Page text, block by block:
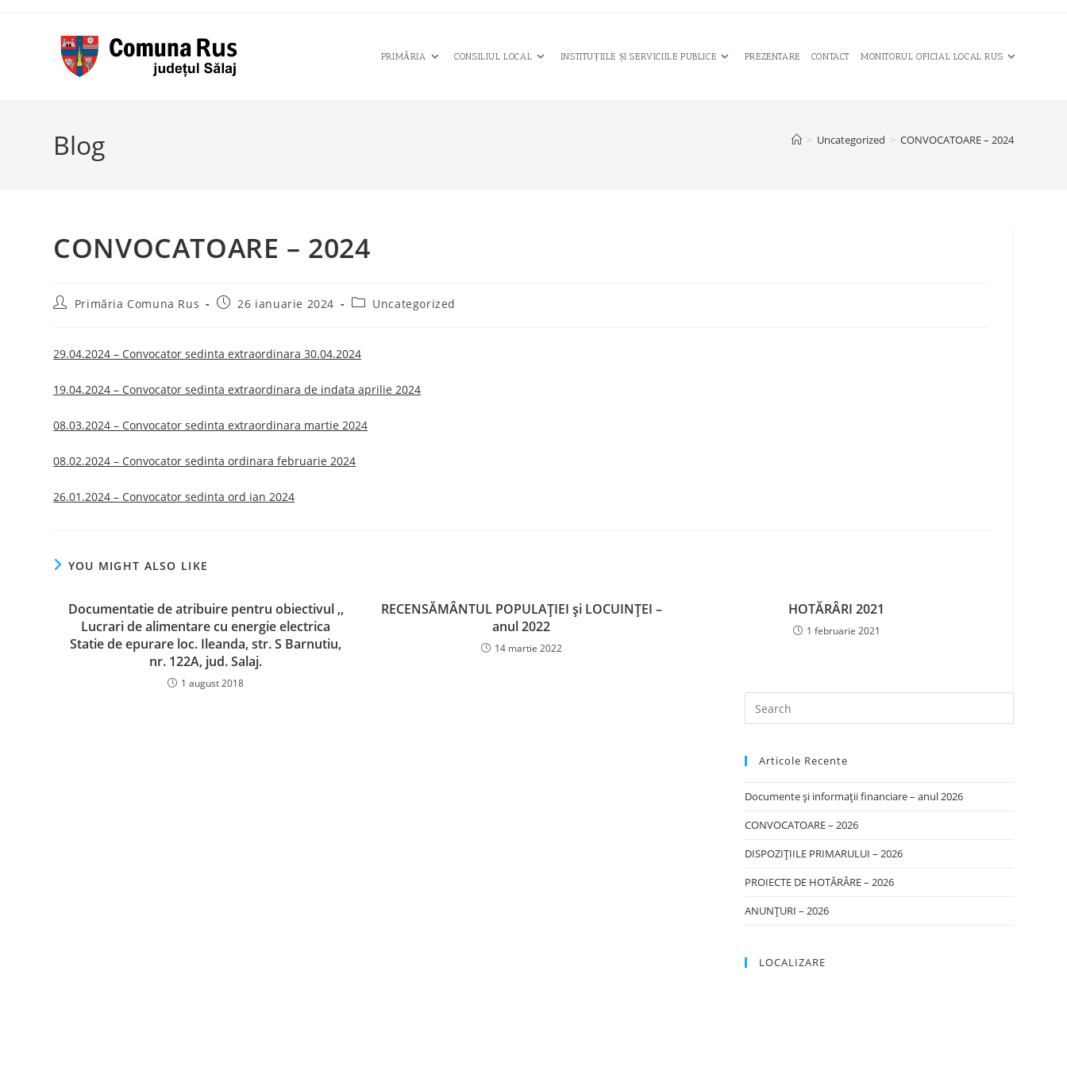
PRIMĂRIA CONSILIUL LOCAL INSTITUȚIILE ȘI SERVICIILE PUBLICE PREZENTARE CONTACT MONITORUL OFICIAL LOCAL RUS
Blog > Uncategorized > CONVOCATOARE – 2024
CONVOCATOARE – 2024
PostPrimăria Comuna Rus
Post26 ianuarie 2024
PostUncategorized
29.04.2024 – Convocator sedinta extraordinara 30.04.2024
19.04.2024 – Convocator sedinta extraordinara de indata aprilie 2024
08.03.2024 – Convocator sedinta extraordinara martie 2024
08.02.2024 – Convocator sedinta ordinara februarie 2024
26.01.2024 – Convocator sedinta ord ian 2024
YOU MIGHT ALSO LIKE
Documentatie de atribuire pentru obiectivul ,,
Lucrari de alimentare cu energie electrica
Statie de epurare loc. Ileanda, str. S Barnutiu,
nr. 122A, jud. Salaj.
1 august 2018
RECENSĂMÂNTUL POPULAȚIEI și LOCUINȚEI –
anul 2022
14 martie 2022
HOTĂRÂRI 2021
1 februarie 2021
Articole Recente
Documente și informații financiare – anul 2026
CONVOCATOARE – 2026
DISPOZIȚIILE PRIMARULUI – 2026
PROIECTE DE HOTĂRÂRE – 2026
ANUNȚURI – 2026
LOCALIZARE